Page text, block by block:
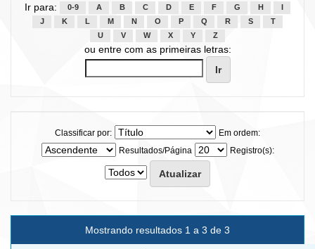
Ir para: 0-9 A B C D E F G H
J
K L M N O P Q R S
T
U
V W X Y Z
ou entre com as primeiras letras:
Classificar por:
Em ordem:
Resultados/Página
Registro(s):
Mostrando resultados 1 a 3 de 3